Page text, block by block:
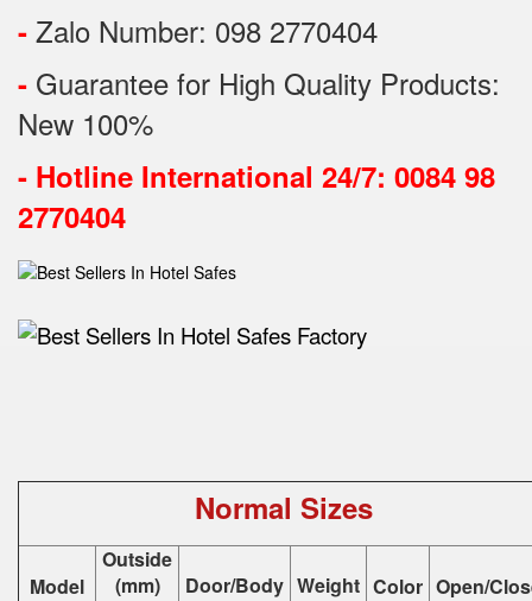
- Zalo Number: 098 2770404
- Guarantee for High Quality Products:
New 100%
- Hotline International 24/7: 0084 98
2770404
Normal Sizes
Model
Outside
(mm)
Door/Body Weight Color Open/